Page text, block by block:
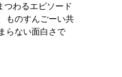
つわるエピソード
ものすんごーい共
らない面白さで